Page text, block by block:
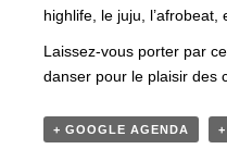
highlife, le juju, l’afrobeat,
Laissez-vous porter par
danser pour le plaisir des
+ GOOGLE AGENDA